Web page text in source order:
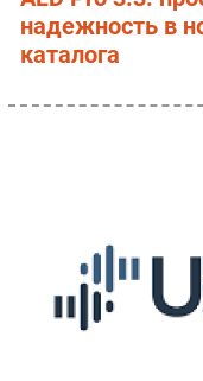
надежность в
каталога